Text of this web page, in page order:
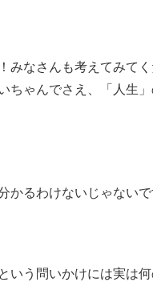
みなさんも考えてみて
ちゃんでさえ、「人生
かるわけないじゃないで
いう問いかけには実は